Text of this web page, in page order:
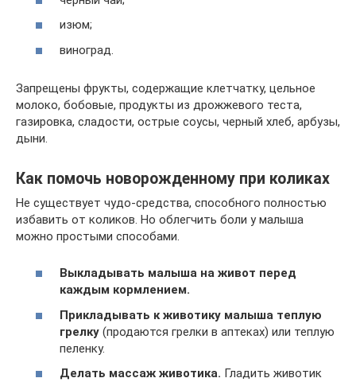
изюм;
виноград.
Запрещены фрукты, содержащие клетчатку, цельное
молоко, бобовые, продукты из дрожжевого теста,
газировка, сладости, острые соусы, черный хлеб, арбузы,
дыни.
Как помочь новорожденному при коликах
Не существует чудо-средства, способного полностью
избавить от коликов. Но облегчить боли у малыша
можно простыми способами.
Выкладывать малыша на живот перед
каждым кормлением.
Прикладывать к животику малыша теплую
грелку (продаются грелки в аптеках) или теплую
пеленку.
Делать массаж животика. Гладить животик